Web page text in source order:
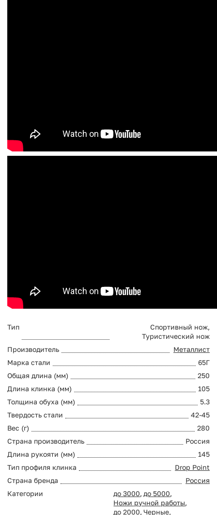
Тип
Спортивный нож,
Туристический нож
Производитель
Металлист
Марка стали
65Г
Общая длина (мм)
250
Длина клинка (мм)
105
Толщина обуха (мм)
5.3
Твердость стали
42-45
Вес (г)
280
Страна производитель
Россия
Длина рукояти (мм)
145
Тип профиля клинка
Drop Point
Страна бренда
Россия
Категории
до 3000, до 5000,
Ножи ручной работы,
до 2000, Черные,